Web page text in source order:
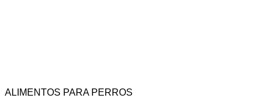
ALIMENTOS PARA PERROS